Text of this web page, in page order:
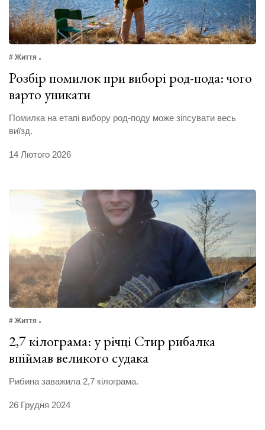
# Життя
Розбір помилок при виборі род-пода: чого
варто уникати
Помилка на етапі вибору род-поду може зіпсувати весь
виїзд.
14 Лютого 2026
# Життя
2,7 кілограма: у річці Стир рибалка
впіймав великого судака
Рибина заважила 2,7 кілограма.
26 Грудня 2024